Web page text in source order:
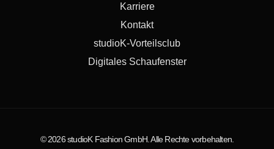
Karriere
Kontakt
studioK-Vorteilsclub
Digitales Schaufenster
© 2026 studioK Fashion GmbH. Alle Rechte vorbehalten.